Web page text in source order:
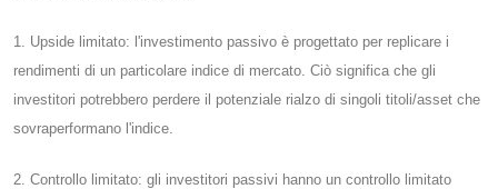
1. Upside limitato: l'investimento passivo è progettato per replicare i
rendimenti di un particolare indice di mercato. Ciò significa che gli
investitori potrebbero perdere il potenziale rialzo di singoli titoli/asset che
sovraperformano l'indice.
2. Controllo limitato: gli investitori passivi hanno un controllo limitato